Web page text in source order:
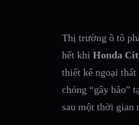
Thị trường ô tô
hết khi Honda
thiết kế ngoại thất
chóng “gây bão”
sau một thời gian